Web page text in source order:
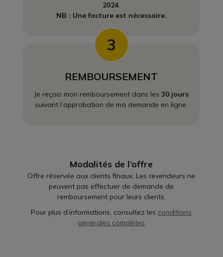
2024.
NB : Une facture est nécessaire.
3
REMBOURSEMENT
Je reçois mon remboursement dans les 30 jours
suivant l’approbation de ma demande en ligne.
Modalités de l’offre
Offre réservée aux clients finaux. Les revendeurs ne
peuvent pas effectuer de demande de
remboursement pour leurs clients.
Pour plus d’informations, consultez les conditions
générales complètes